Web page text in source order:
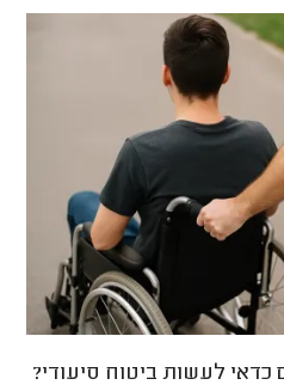
כדאי לעשות ביטוח סיעודי?